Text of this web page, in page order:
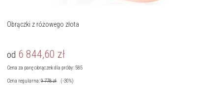
Obrączki z różowego złota
od 6 844,60 zł
Cena za parę obrączek dla próby: 585
Cena regularna:9 778zł
(-30%)